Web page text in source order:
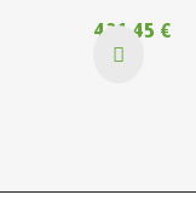
421,45 €